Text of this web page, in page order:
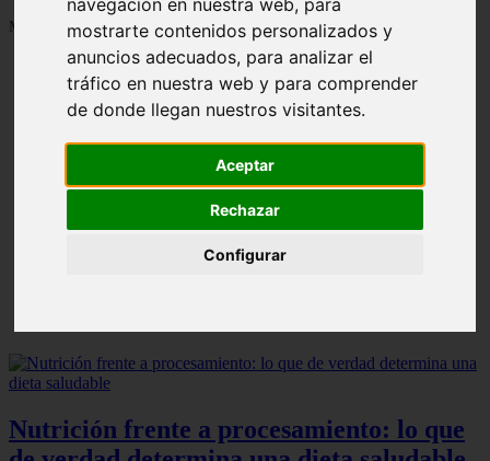
mostrarte contenidos personalizados y
anuncios adecuados, para analizar el
tráfico en nuestra web y para comprender
de donde llegan nuestros visitantes.
Aceptar
Rechazar
Configurar
Mostrando 1 - 24 de 1287 artículos
Contraindicaciones del espino amarillo: conocelas
ahora
Nutrición frente a procesamiento: lo que